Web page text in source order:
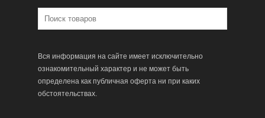
Вся информация на сайте имеет исключительно
ознакомительный характер и не может быть
определена как публичная оферта ни при каких
обстоятельствах.